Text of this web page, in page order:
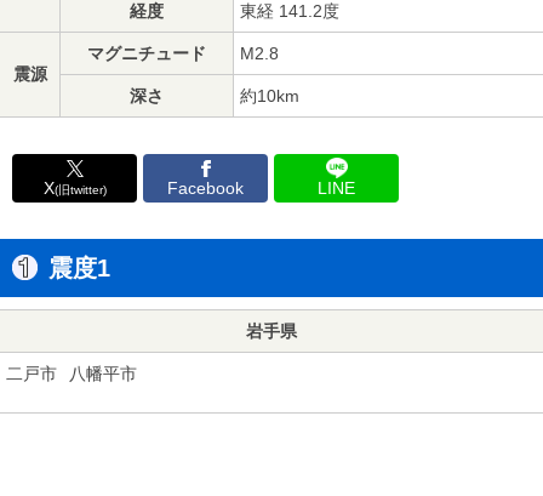
経度 東経 141.2度
震源
マグニチュード M2.8
深さ 約10km
X(旧twitter) Facebook LINE
震度1
岩手県
二戸市 八幡平市